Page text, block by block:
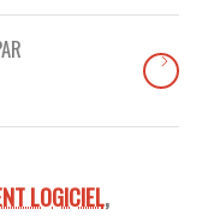
LOGICIEL,